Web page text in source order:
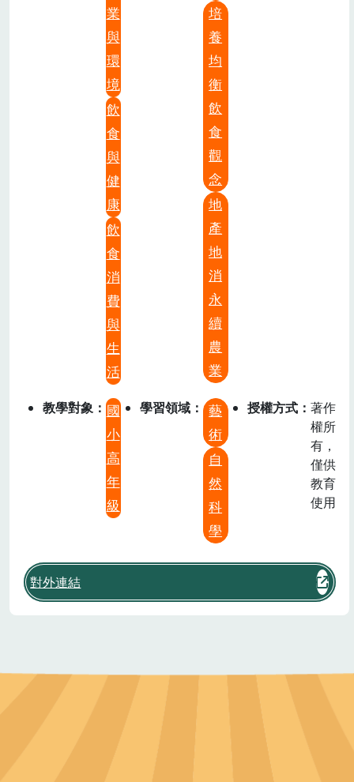
業
與
環
境
飲
食
與
健
康
飲
食
消
費
與
生
活
培
養
均
衡
飲
食
觀
念
地
產
地
消
永
續
農
業
教學對象
國
小
高
年
級
學習領域
藝
術
自
然
科
學
授權方式
著作
權所
有，
僅供
教育
使用
對外連結